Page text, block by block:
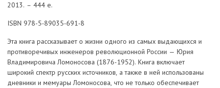
2013. – 444 е.
ISBN 978-5-89035-691-8
Эта книга рассказывает о жизни одного из самых выдающихся и
противоречивых инженеров революционной России — Юрия
Владимировича Ломоносова (1876-1952). Книга включает
широкий спектр русских источников, а также в ней использованы
дневники и мемуары Ломоносова, что не только обеспечивает